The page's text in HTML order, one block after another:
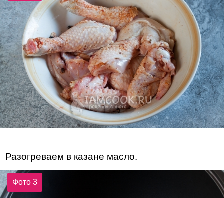
Разогреваем в казане масло.
Фото 3